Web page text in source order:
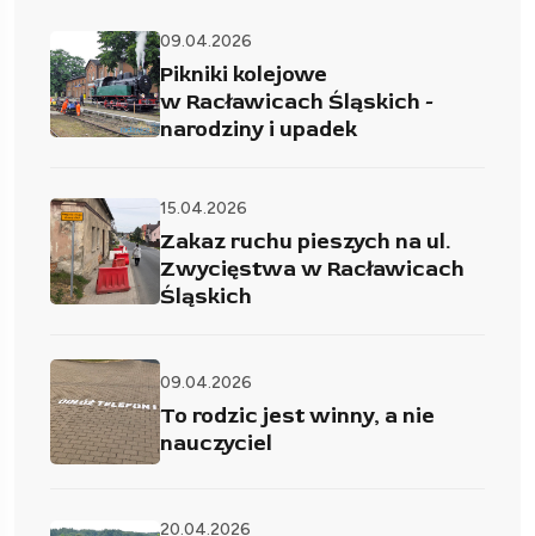
09.04.2026
Pikniki kolejowe
w Racławicach Śląskich -
narodziny i upadek
15.04.2026
Zakaz ruchu pieszych na ul.
Zwycięstwa w Racławicach
Śląskich
09.04.2026
To rodzic jest winny, a nie
nauczyciel
20.04.2026